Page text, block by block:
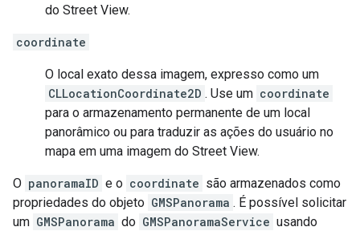
do Street View.
coordinate
O local exato dessa imagem, expresso como um
CLLocationCoordinate2D . Use um coordinate
para o armazenamento permanente de um local
panorâmico ou para traduzir as ações do usuário no
mapa em uma imagem do Street View.
O panoramaID e o coordinate são armazenados como
propriedades do objeto GMSPanorama . É possível solicitar
um GMSPanorama do GMSPanoramaService usando